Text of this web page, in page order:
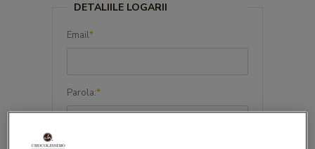
DETALIILE LOGARII
Email*
Parola:*